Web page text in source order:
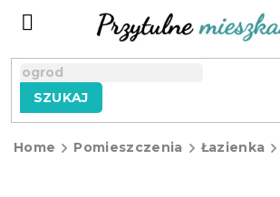
SZUKAJ
Home Pomieszczenia Łazienka